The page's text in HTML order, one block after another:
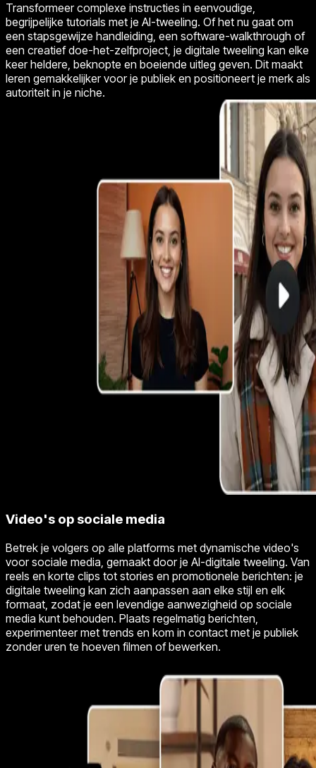
Transformeer complexe instructies in eenvoudige,
begrijpelijke tutorials met je AI-tweeling. Of het nu gaat om
een stapsgewijze handleiding, een software-walkthrough of
een creatief doe-het-zelfproject, je digitale tweeling kan elke
keer heldere, beknopte en boeiende uitleg geven. Dit maakt
leren gemakkelijker voor je publiek en positioneert je merk als
autoriteit in je niche.
Video's op sociale media
Betrek je volgers op alle platforms met dynamische video's
voor sociale media, gemaakt door je AI-digitale tweeling. Van
reels en korte clips tot stories en promotionele berichten: je
digitale tweeling kan zich aanpassen aan elke stijl en elk
formaat, zodat je een levendige aanwezigheid op sociale
media kunt behouden. Plaats regelmatig berichten,
experimenteer met trends en kom in contact met je publiek
zonder uren te hoeven filmen of bewerken.